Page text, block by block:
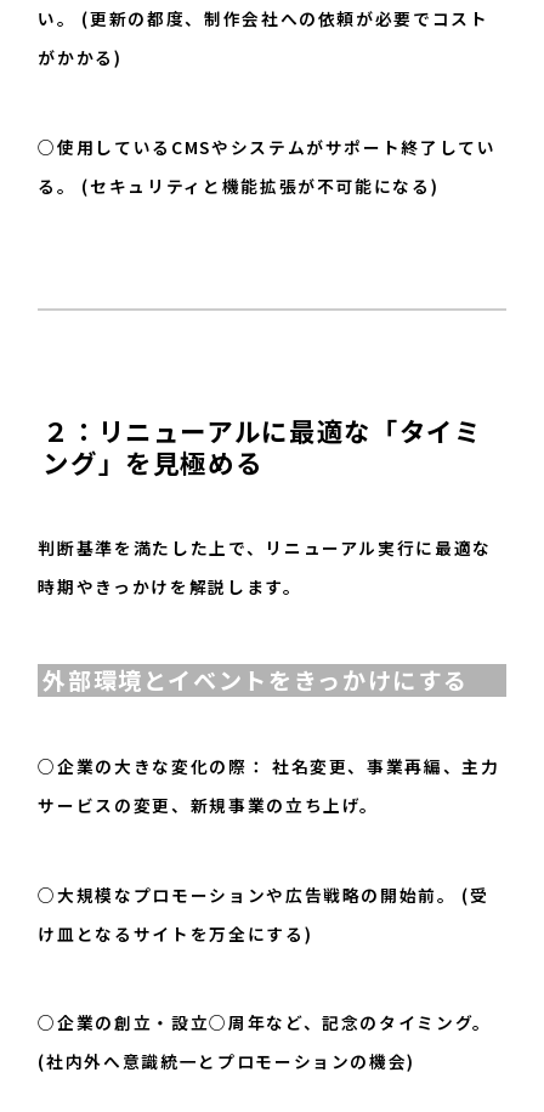
い。 (更新の都度、制作会社への依頼が必要でコスト
がかかる)
○使用しているCMSやシステムがサポート終了してい
る。 (セキュリティと機能拡張が不可能になる)
２：リニューアルに最適な「タイミ
ング」を見極める
判断基準を満たした上で、リニューアル実行に最適な
時期やきっかけを解説します。
外部環境とイベントをきっかけにする
○企業の大きな変化の際： 社名変更、事業再編、主力
サービスの変更、新規事業の立ち上げ。
○大規模なプロモーションや広告戦略の開始前。 (受
け皿となるサイトを万全にする)
○企業の創立・設立○周年など、記念のタイミング。
(社内外へ意識統一とプロモーションの機会)